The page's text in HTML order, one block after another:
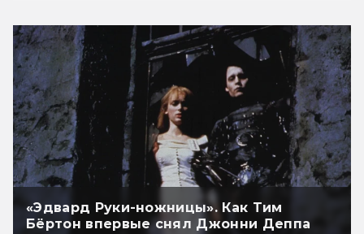
«Эдвард Руки-ножницы». Как Тим
Бёртон впервые снял Джонни Деппа